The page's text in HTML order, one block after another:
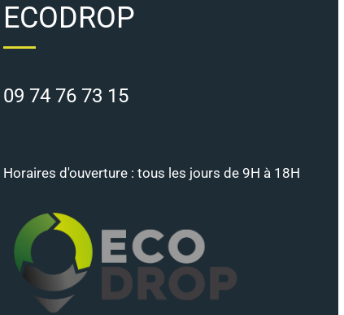
ECODROP
09 74 76 73 15
Horaires d'ouverture : tous les jours de 9H à 18H